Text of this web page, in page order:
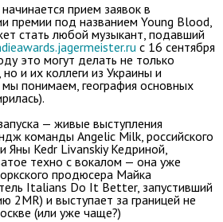
прием заявок в
премии под названием Young Blood,
стать любой музыкант, подавший
с 16 сентября
это могут делать не только
и их коллеги из Украины и
мы понимаем, география основных
— живые выступления
команды Angelic Milk, российского
Яны Kedr Livanskiy Кедриной,
техно с вокалом — она уже
продюсера Майка
Italians Do It Better, запустивший
2MR) и выступает за границей не
(или уже чаще?)